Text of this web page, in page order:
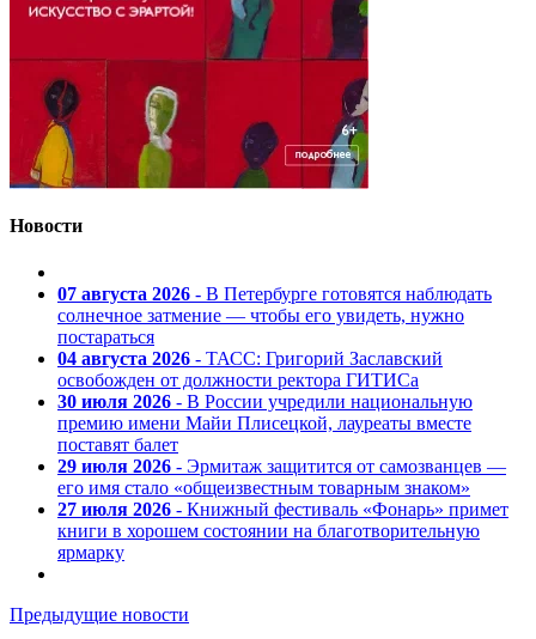
Новости
07 августа 2026 - В Петербурге готовятся наблюдать
солнечное затмение — чтобы его увидеть, нужно
постараться
04 августа 2026 - ТАСС: Григорий Заславский
освобожден от должности ректора ГИТИСа
30 июля 2026 - В России учредили национальную
премию имени Майи Плисецкой, лауреаты вместе
поставят балет
29 июля 2026 - Эрмитаж защитится от самозванцев —
его имя стало «общеизвестным товарным знаком»
27 июля 2026 - Книжный фестиваль «Фонарь» примет
книги в хорошем состоянии на благотворительную
ярмарку
Предыдущие новости